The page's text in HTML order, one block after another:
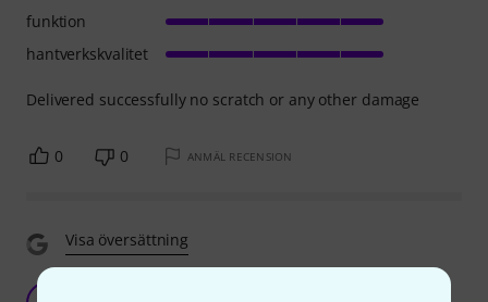
Delivered successfully no scratch or any other damage
funktion
hantverkskvalitet
0 0 ANMÄL RECENSION
Visa översättning